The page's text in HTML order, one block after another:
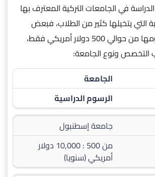
في الجامعات التركية المعترف بها
التي يتخيلها كثير من الطلاب، فبعض
الجامعات تبدأ رسومها من حوالي 500 دولار أمريكي فقط،
التخصص ونوع الجامعة:
الجامعة
الرسوم الدراسية
جامعة إسطنبول
من 500 : 10,000 دولار
أمريكي (سنويا)